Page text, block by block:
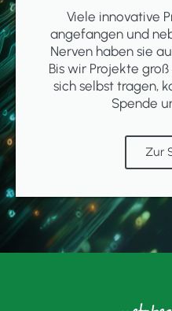
Viele innovative
angefangen und
Nerven haben sie
Bis wir Projekte
sich selbst tragen,
Spende
Zur